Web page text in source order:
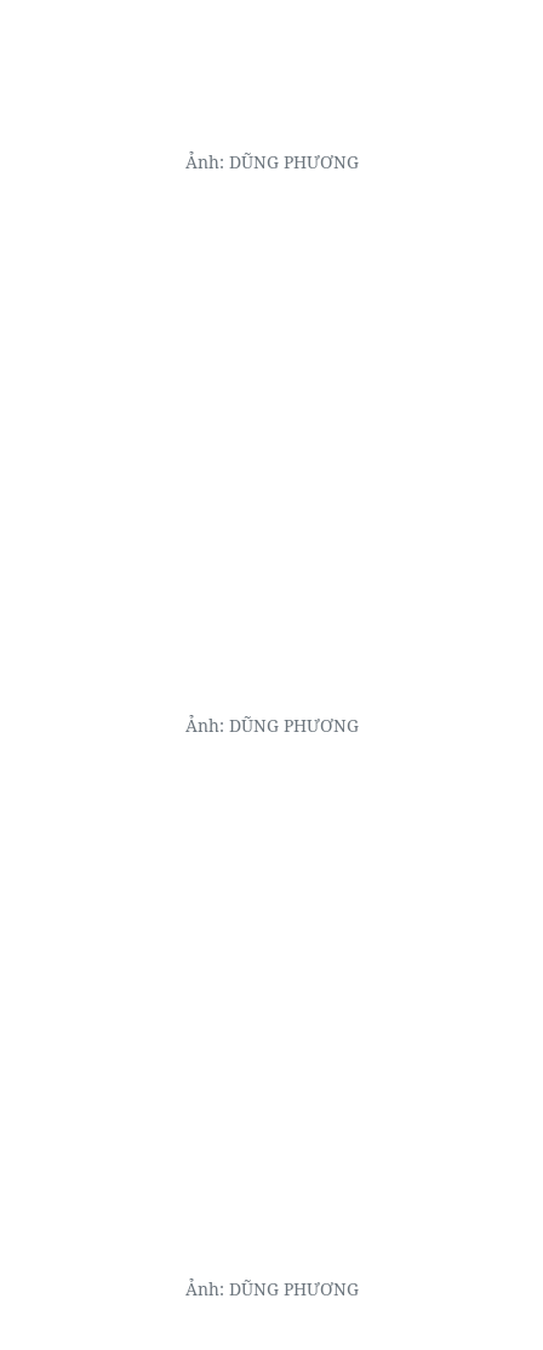
Ảnh: DŨNG PHƯƠNG
Ảnh: DŨNG PHƯƠNG
Ảnh: DŨNG PHƯƠNG